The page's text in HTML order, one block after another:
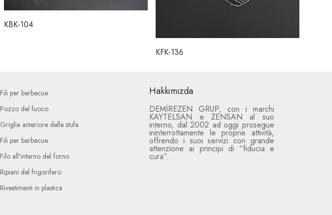
KBK-104
KFK-136
Fili per barbecue
Pozzo del fuoco
Griglia anteriore della stufa
Fili per barbecue
Filo all'interno del forno
Ripiani del frigorifero
Rivestimenti in plastica
Hakkımızda
DEMİREZEN GRUP, con i marchi
KAYTELSAN e ZENSAN al suo
interno, dal 2002 ad oggi prosegue
ininterrottamente le proprie attività,
offrendo i suoi servizi con grande
attenzione ai principi di “fiducia e
cura”.